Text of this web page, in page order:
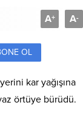
A+ A-
OL
kar yağışına
örtüye bürüdü.